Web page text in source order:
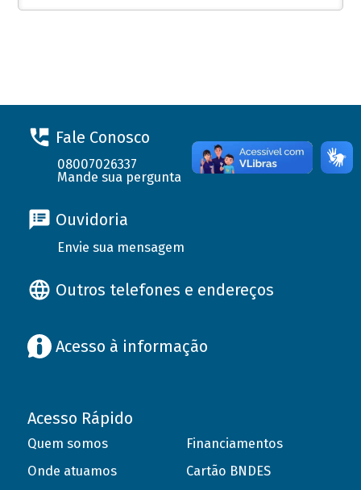
Fale Conosco
08007026337
Mande sua pergunta
Ouvidoria
Envie sua mensagem
Outros telefones e endereços
Acesso à informação
Acesso Rápido
Quem somos
Onde atuamos
Financiamentos
Cartão BNDES